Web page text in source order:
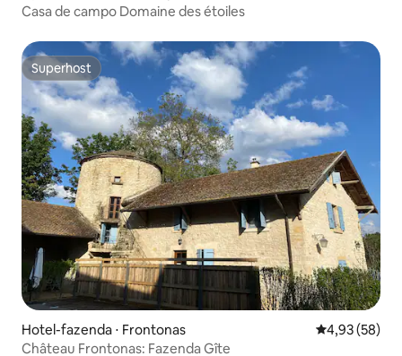
Casa de campo Domaine des étoiles
Superhost
Superhost
Hotel-fazenda ⋅ Frontonas 4,93 de uma
4,93 (58)
Château Frontonas: Fazenda Gîte